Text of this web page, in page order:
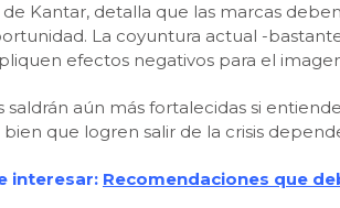
de Kantar, detalla que las marcas
La coyuntura actual -
efectos negativos para el
saldrán aún más fortalecidas si
que logren salir de la crisis
interesar: Recomendaciones que